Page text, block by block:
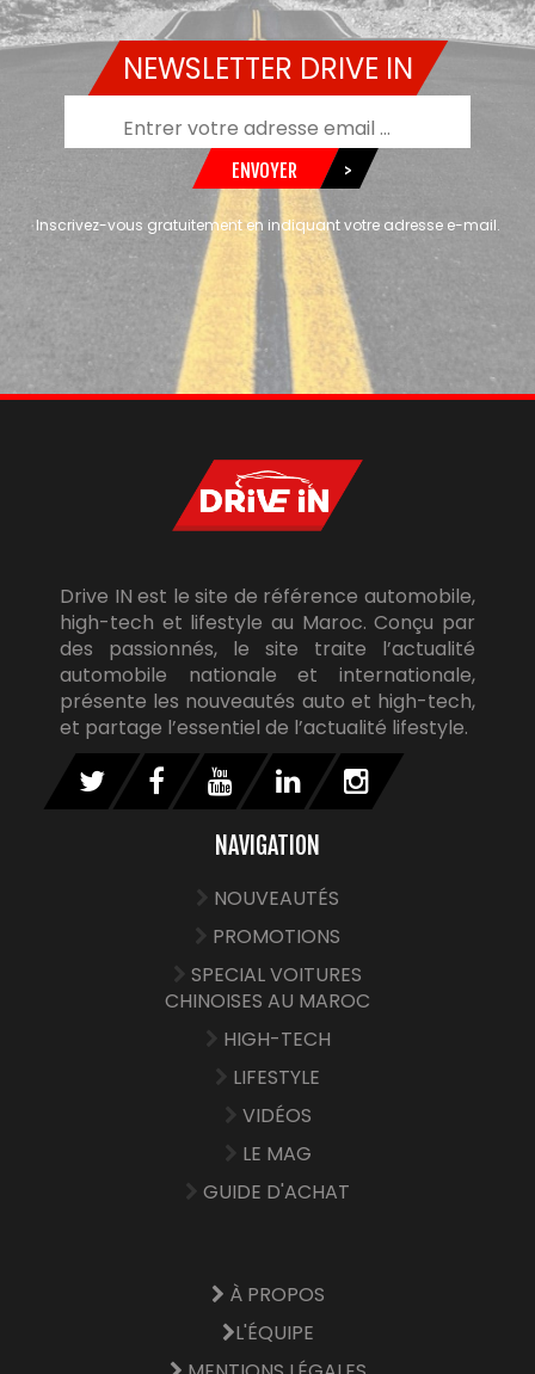
NEWSLETTER DRIVE IN
ENVOYER >
Inscrivez-vous gratuitement en indiquant votre adresse e-mail.
Drive IN est le site de référence automobile,
high-tech et lifestyle au Maroc. Conçu par
des passionnés, le site traite l’actualité
automobile nationale et internationale,
présente les nouveautés auto et high-tech,
et partage l’essentiel de l’actualité lifestyle.
NAVIGATION
NOUVEAUTÉS
PROMOTIONS
SPECIAL VOITURES
CHINOISES AU MAROC
HIGH-TECH
LIFESTYLE
VIDÉOS
LE MAG
GUIDE D'ACHAT
À PROPOS
L'ÉQUIPE